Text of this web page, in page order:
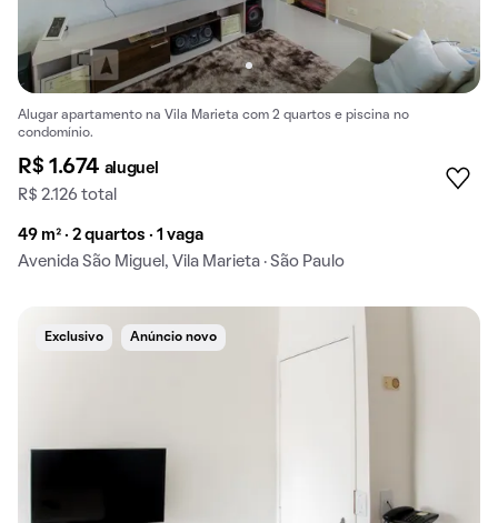
Alugar apartamento na Vila Marieta com 2 quartos e piscina no
condomínio.
R$ 1.674 aluguel
R$ 2.126 total
49 m² · 2 quartos · 1 vaga
Avenida São Miguel, Vila Marieta · São Paulo
Exclusivo Anúncio novo